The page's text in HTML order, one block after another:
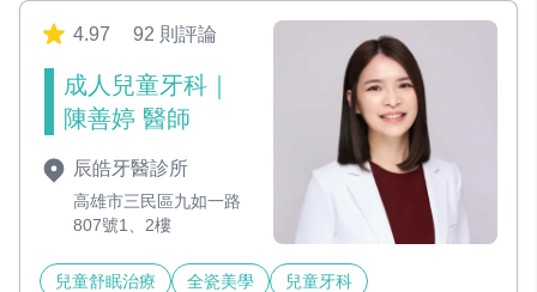
4.97 92 則評論
成人兒童牙科｜
陳善婷 醫師
辰皓牙醫診所
高雄市三民區九如一路
807號1、2樓
兒童舒眠治療 全瓷美學 兒童牙科